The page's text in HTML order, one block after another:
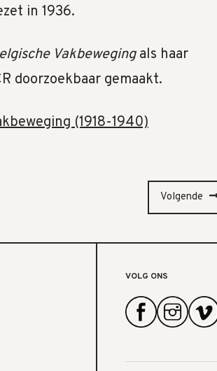
in 1936.
Vakbewegingals haar
doorzoekbaar gemaakt.
(1918-1940)
Volgende
VOLG ONS